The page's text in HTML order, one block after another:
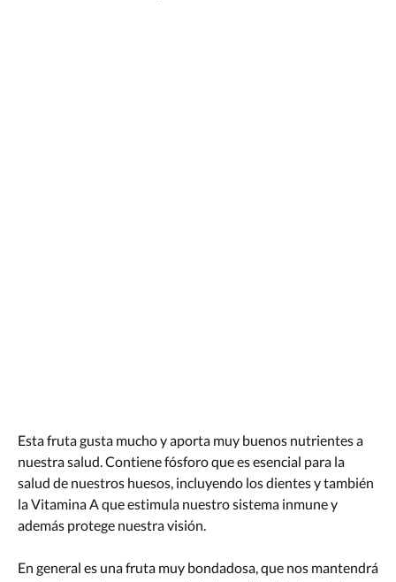
Esta fruta gusta mucho y aporta muy buenos nutrientes a
nuestra salud. Contiene fósforo que es esencial para la
salud de nuestros huesos, incluyendo los dientes y también
la Vitamina A que estimula nuestro sistema inmune y
además protege nuestra visión.
En general es una fruta muy bondadosa, que nos mantendrá